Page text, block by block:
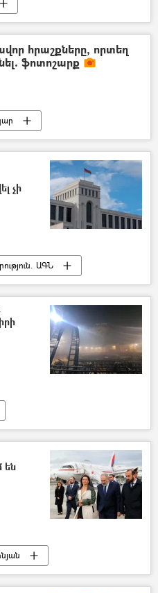
հրաշքները, որտեղ
ֆոտոշարք
լեռ
չի
ԱԳՆ
ԱԱԾ
խաչմերուկ
են